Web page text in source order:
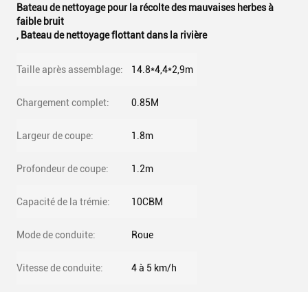
Bateau de nettoyage pour la récolte des mauvaises herbes à
faible bruit
, Bateau de nettoyage flottant dans la rivière
Taille après assemblage: 14.8*4,4*2,9m
Chargement complet: 0.85M
Largeur de coupe: 1.8m
Profondeur de coupe: 1.2m
Capacité de la trémie: 10CBM
Mode de conduite: Roue
Vitesse de conduite: 4 à 5 km/h